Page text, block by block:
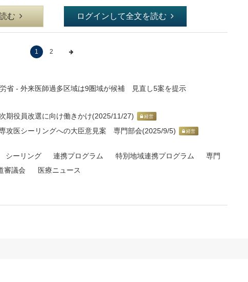
む ログインして全文を読む
1 2
省 - 外来医師過多区域は9圏域が候補 見直し5案を提示
役員改選に向け働きかけ(2025/11/27) 経営
攻医シーリングへの大臣意見案 専門部会(2025/9/5) 経営
シーリング 連携プログラム 特別地域連携プログラム
専門
審議会 医療ニュース